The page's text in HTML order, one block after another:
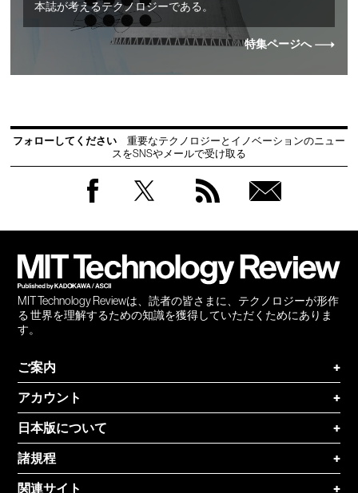
本誌が考えるテクノロジーである。
特集ページへ
フォローしてください
重要なテクノロジーとイノベーションのニュー
スをSNSやメールで受け取る
MIT Technology Reviewは、読者の皆さまに、テクノロジーが形作
る 世界を理解するための知識を獲得していただくためにありま
す。
ご案内
+
アカウント
+
日本版について
+
諸規程
+
関連サイト
+